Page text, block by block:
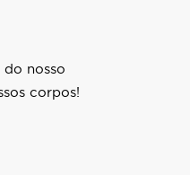
nosso
corpos!